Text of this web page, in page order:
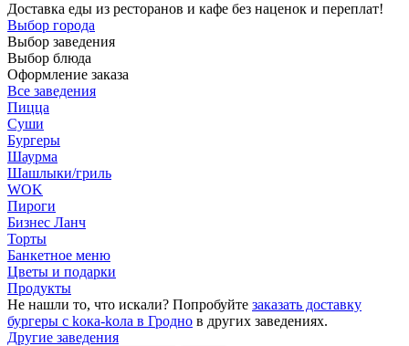
Доставка еды из ресторанов и кафе без наценок и переплат!
Выбор города
Выбор заведения
Выбор блюда
Оформление заказа
Все заведения
Пицца
Суши
Бургеры
Шаурма
Шашлыки/гриль
WOK
Пироги
Бизнес Ланч
Торты
Банкетное меню
Цветы и подарки
Продукты
Не нашли то, что искали? Попробуйте заказать доставку
бургеры с kока-kола в Гродно в других заведениях.
Другие заведения